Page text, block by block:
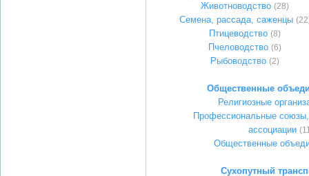
Животноводство (28)
Семена, рассада, саженцы
Птицеводство (8)
Пчеловодство (6)
Рыбоводство (2)
Общественные
Религиозные
Профессиональные
ассоциации
Общественные
Сухопутный